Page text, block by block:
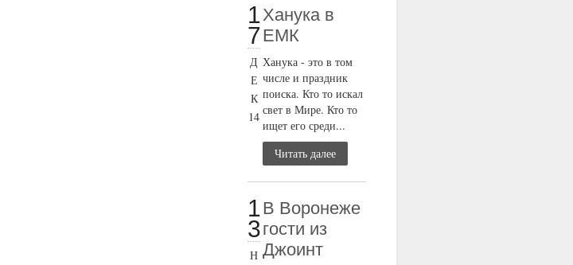
1
7
Д
Е
К
14
Ханука в
ЕМК
Ханука - это в том
числе и праздник
поиска. Кто то искал
свет в Мире. Кто то
ищет его среди...
Читать далее
1
3
Н
В Воронеже
гости из
Джоинт